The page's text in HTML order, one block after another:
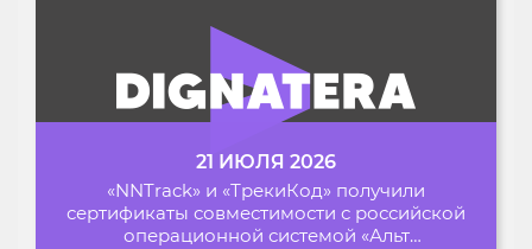
21 ИЮЛЯ 2026
«NNTrack» и «ТрекиКод» получили
сертификаты совместимости с российской
операционной системой «Альт